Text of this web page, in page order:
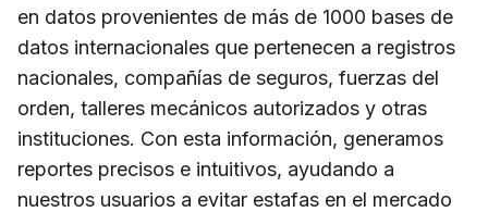
en datos provenientes de más de 1000 bases de
datos internacionales que pertenecen a registros
nacionales, compañías de seguros, fuerzas del
orden, talleres mecánicos autorizados y otras
instituciones. Con esta información, generamos
reportes precisos e intuitivos, ayudando a
nuestros usuarios a evitar estafas en el mercado